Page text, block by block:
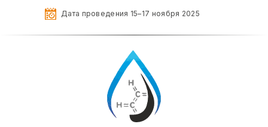
Дата проведения 15–17 ноября 2025